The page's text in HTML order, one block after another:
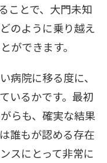
ことで、大門未知
のように乗り越え
ができます。
病院に移る度に、
いるかです。最初
らも、確実な結果
誰もが認める存在
スにとって非常に